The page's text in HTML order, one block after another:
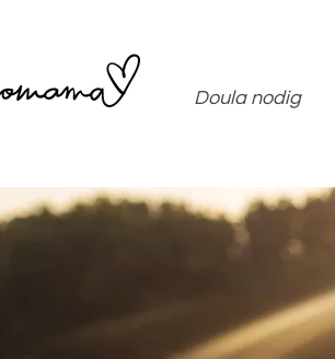
Doula nodig